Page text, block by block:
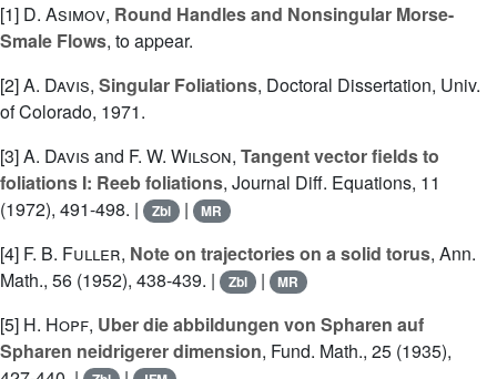
[1] D. Asimov, Round Handles and Nonsingular Morse-
Smale Flows, to appear.
[2]A. Davis, Singular Foliations, Doctoral Dissertation, Univ.
of Colorado, 1971.
[3]A. Davis and F. W. Wilson, Tangent vector fields to
foliations I: Reeb foliations, Journal Diff. Equations, 11
(1972), 491-498. |
Zbl | MR
[4] F. B. Fuller, Note on trajectories on a solid torus, Ann.
Math., 56 (1952), 438-439. |
Zbl | MR
[5] H. Hopf, Uber die abbildungen von Spharen auf
Spharen neidrigerer dimension, Fund. Math., 25 (1935),